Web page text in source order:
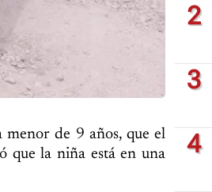
menor de 9 años, que el
que la niña está en una
2
3
4